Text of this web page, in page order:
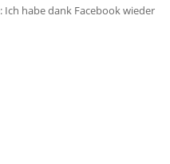
Ich habe dank Facebook wieder